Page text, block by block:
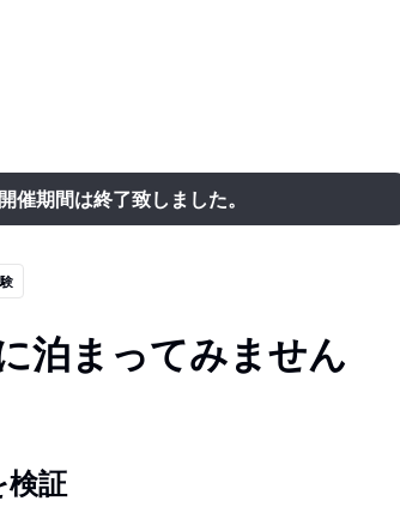
催期間は終了致しました。
泊まってみません
検証